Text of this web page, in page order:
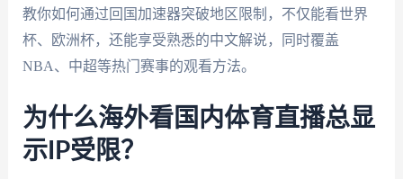
教你如何通过回国加速器突破地区限制，不仅能看世界
杯、欧洲杯，还能享受熟悉的中文解说，同时覆盖
NBA、中超等热门赛事的观看方法。
为什么海外看国内体育直播总显
示IP受限？